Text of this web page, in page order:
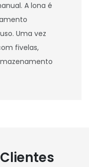
A lona é
Uma vez
fivelas,